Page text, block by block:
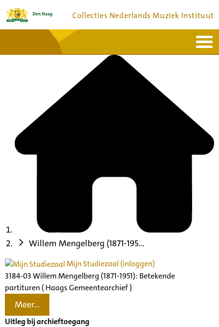
Collecties Nederlands Muziek Instituut
Bronnen en collecties
Willem Mengelberg (1871-195...
Mijn Studiezaal (inloggen)
3184-03 Willem Mengelberg (1871-1951): Betekende
partituren ( Haags Gemeentearchief )
Meer...
Uitleg bij archieftoegang